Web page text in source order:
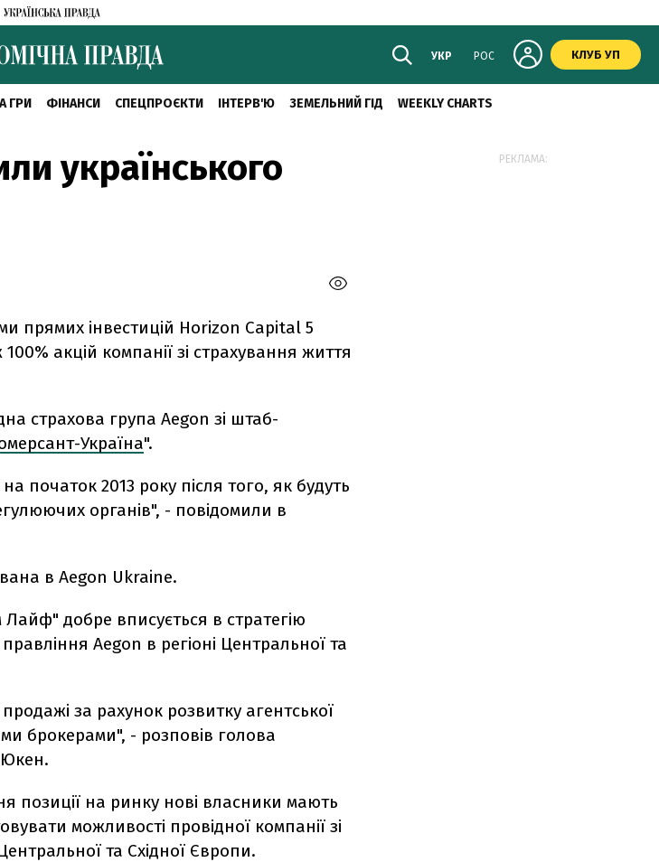
УКР РОС КЛУБ УП
ГРИ ФІНАНСИ СПЕЦПРОЄКТИ ІНТЕРВ'Ю ЗЕМЕЛЬНИЙ ГІД WEEKLY CHARTS
українського
прямих інвестицій Horizon Capital 5
акцій компанії зі страхування життя
страхова група Aegon зі штаб-
Україна".
початок 2013 року після того, як будуть
органів", - повідомили в
в Aegon Ukraine.
добре вписується в стратегію
Aegon в регіоні Центральної та
за рахунок розвитку агентської
брокерами", - розповів голова
позиції на ринку нові власники мають
можливості провідної компанії зі
та Східної Європи.
РЕКЛАМА: